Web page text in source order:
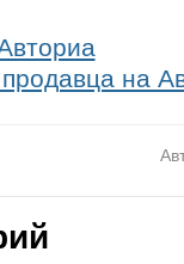
на